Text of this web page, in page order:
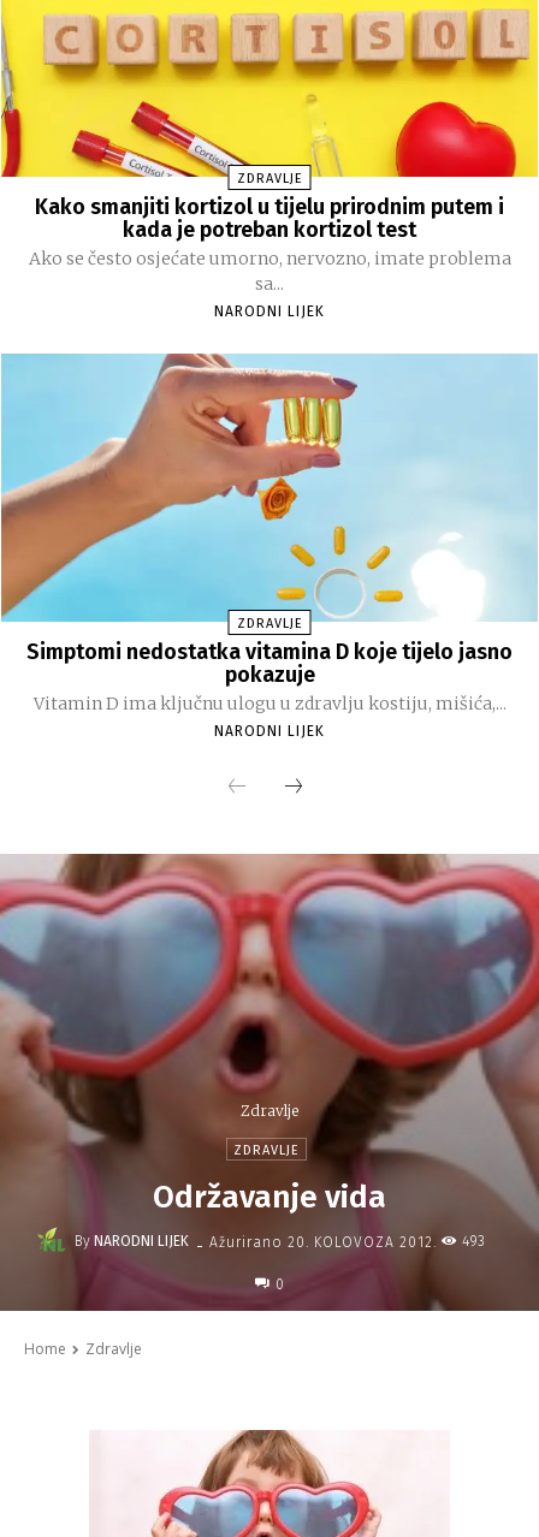
ZDRAVLJE
Kako smanjiti kortizol u tijelu prirodnim putem i
kada je potreban kortizol test
Ako se često osjećate umorno, nervozno, imate problema
sa...
NARODNI LIJEK
ZDRAVLJE
Simptomi nedostatka vitamina D koje tijelo jasno
pokazuje
Vitamin D ima ključnu ulogu u zdravlju kostiju, mišića,...
NARODNI LIJEK